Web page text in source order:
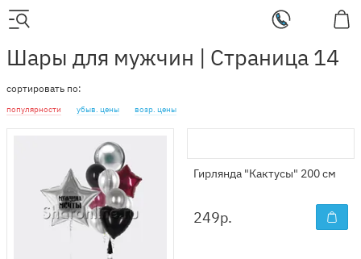
Шары для мужчин | Страница 14
сортировать по:
популярности убыв. цены возр. цены
Гирлянда "Кактусы" 200 см
249р.